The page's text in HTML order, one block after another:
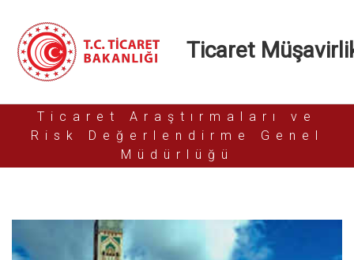
Ticaret
Ticaret Araştırmaları ve
Risk Değerlendirme Genel
Müdürlüğü